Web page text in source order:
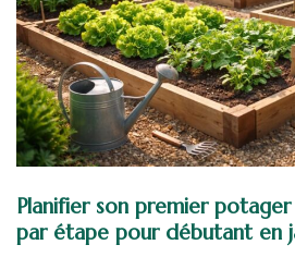
Planifier son premier
par étape pour débutant en